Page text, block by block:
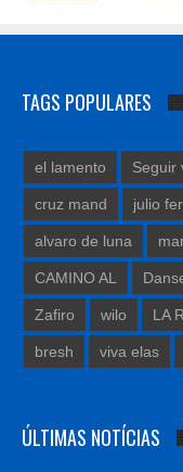
TAGS POPULARES
el lamento Seguir
cruz mand julio
alvaro de luna
CAMINO AL
Zafiro wilo LA
bresh viva elas
ÚLTIMAS NOTÍCIAS